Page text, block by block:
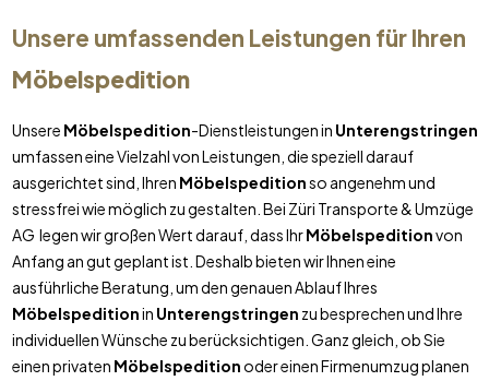
Unsere umfassenden Leistungen für Ihren
Möbelspedition
Unsere Möbelspedition-Dienstleistungen in Unterengstringen
umfassen eine Vielzahl von Leistungen, die speziell darauf
ausgerichtet sind, Ihren Möbelspeditionso angenehm und
stressfrei wie möglich zu gestalten. Bei Züri Transporte & Umzüge
AG legen wir großen Wert darauf, dass IhrMöbelspeditionvon
Anfang an gut geplant ist. Deshalb bieten wir Ihnen eine
ausführliche Beratung, um den genauen Ablauf Ihres
Möbelspeditionin Unterengstringen zu besprechen und Ihre
individuellen Wünsche zu berücksichtigen. Ganz gleich, ob Sie
einen privaten Möbelspeditionoder einen Firmenumzug planen